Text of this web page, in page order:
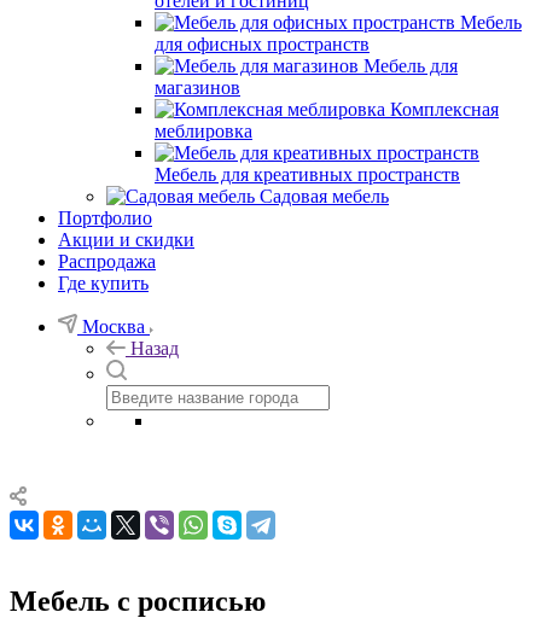
Мебель
для офисных пространств
Мебель для
магазинов
Комплексная
меблировка
Мебель для креативных пространств
Садовая мебель
Портфолио
Акции и скидки
Распродажа
Где купить
Москва
Назад
Мебель с росписью